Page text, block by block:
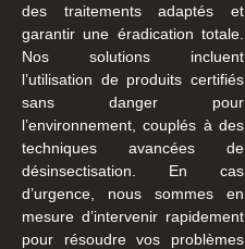
des traitements adaptés et
garantir une éradication totale.
Nos solutions incluent
l’utilisation de produits certifiés
sans danger pour
l’environnement, couplés à des
techniques avancées de
désinsectisation. En cas
d’urgence, nous sommes en
mesure d’intervenir rapidement
pour résoudre vos problèmes